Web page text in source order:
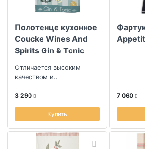
Полотенце кухонное
Coucke Wines And
Spirits Gin & Tonic
Отличается высоким
качеством и
3 290
Купить
Appetit
7 060